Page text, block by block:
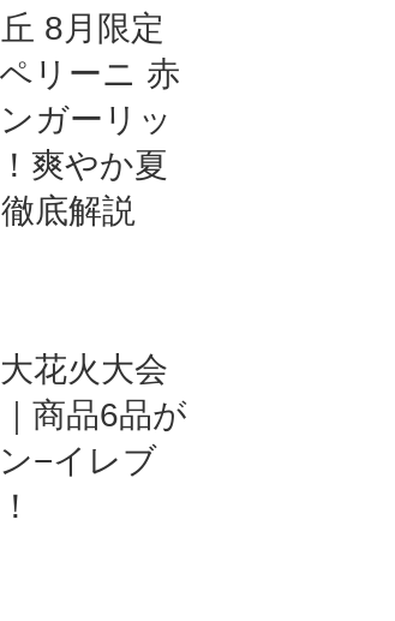
8月限定
リーニ 赤
ガーリッ
爽やか夏
底解説
花火大会
商品6品が
−イレブ